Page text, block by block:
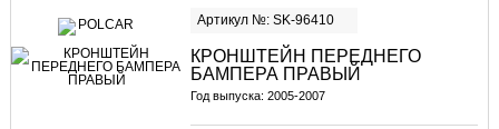
Артикул №: SK-96410
КРОНШТЕЙН ПЕРЕДНЕГО
БАМПЕРА ПРАВЫЙ
Год выпуска: 2005-2007